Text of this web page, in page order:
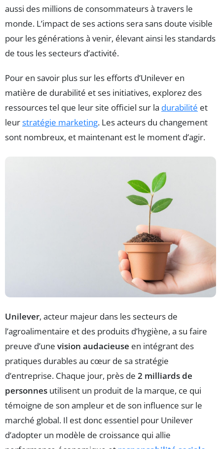
aussi des millions de consommateurs à travers le
monde. L’impact de ses actions sera sans doute visible
pour les générations à venir, élevant ainsi les standards
de tous les secteurs d’activité.
Pour en savoir plus sur les efforts d’Unilever en
matière de durabilité et ses initiatives, explorez des
ressources tel que leur site officiel sur la durabilité et
leurstratégie marketing. Les acteurs du changement
sont nombreux, et maintenant est le moment d’agir.
Unilever, acteur majeur dans les secteurs de
l’agroalimentaire et des produits d’hygiène, a su faire
preuve d’une vision audacieuse en intégrant des
pratiques durables au cœur de sa stratégie
d’entreprise. Chaque jour, près de 2 milliards de
personnes utilisent un produit de la marque, ce qui
témoigne de son ampleur et de son influence sur le
marché global. Il est donc essentiel pour Unilever
d’adopter un modèle de croissance qui allie